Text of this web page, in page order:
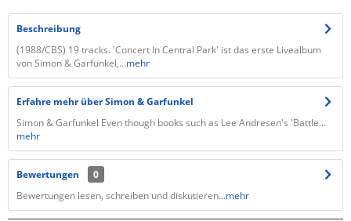
Beschreibung
(1988/CBS) 19 tracks. 'Concert In Central Park' ist das erste Livealbum
von Simon & Garfunkel,...mehr
Erfahre mehr über Simon & Garfunkel
Simon & Garfunkel Even though books such as Lee Andresen's 'Battle...
mehr
Bewertungen
0
Bewertungen lesen, schreiben und diskutieren...mehr